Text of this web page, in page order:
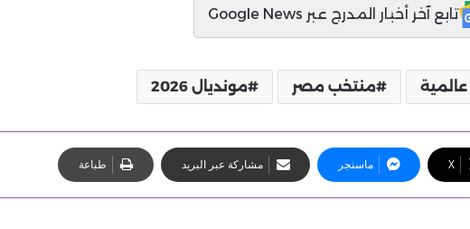
تابع آخر أخبار المدرج عبر Google News
منتخب مصر مونديال 2026
X ماسنجر مشاركة عبر البريد طباعة